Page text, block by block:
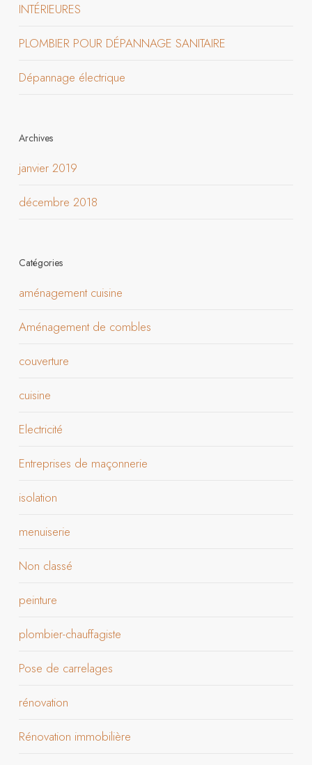
INTÉRIEURES
PLOMBIER POUR DÉPANNAGE SANITAIRE
Dépannage électrique
Archives
janvier 2019
décembre 2018
Catégories
aménagement cuisine
Aménagement de combles
couverture
cuisine
Electricité
Entreprises de maçonnerie
isolation
menuiserie
Non classé
peinture
plombier-chauffagiste
Pose de carrelages
rénovation
Rénovation immobilière